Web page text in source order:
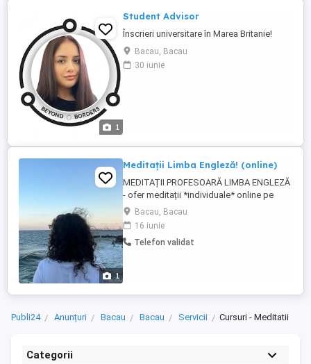
1
Student Advisor
Înscrieri universitare în Marea Britanie!
Bacau, Bacau
30 iunie
1
Meditații Limba Engleză! (online)
MEDITAȚII PROFESOARĂ LIMBA ENGLEZĂ
- ofer meditații *individuale* online pe
platforma Zoom - copii, elevi, studenți,
adulți - de la orice nivel! - ajutor la teme,
eseuri, lecturi, convorbiri și accent -
exerciții adaptate pe baza manualelor +
Bacau, Bacau
16 iunie
Telefon validat
Publi24 Anunțuri Bacau Bacau Servicii Cursuri - Meditatii
Categorii